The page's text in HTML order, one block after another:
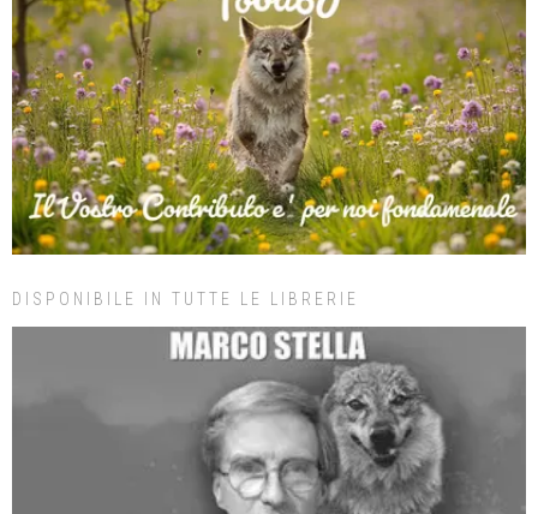
DISPONIBILE IN TUTTE LE LIBRERIE